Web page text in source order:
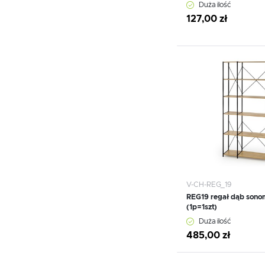
Duża ilość
127,00 zł
V-CH-REG_19
REG19 regał dąb
(1p=1szt)
Duża ilość
485,00 zł
Dodaj do schowka